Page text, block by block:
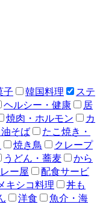
子 韓国料理
ステ
ヘルシー・健康
居
焼肉・ホルモン
カ
そば
たこ焼き・
焼き鳥
クレープ
うどん・蕎麦
から
ー屋
配食サービ
キシコ料理
丼も
洋食
魚介・海